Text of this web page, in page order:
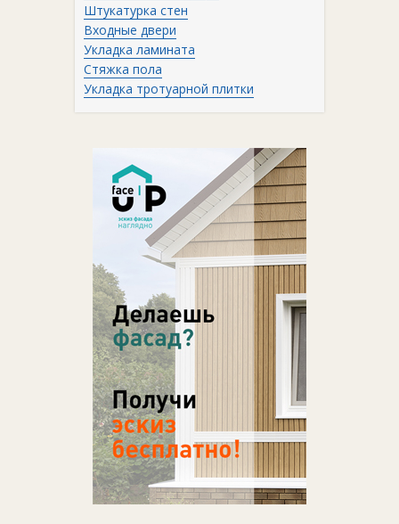
Штукатурка стен
Входные двери
Укладка ламината
Стяжка пола
Укладка тротуарной плитки